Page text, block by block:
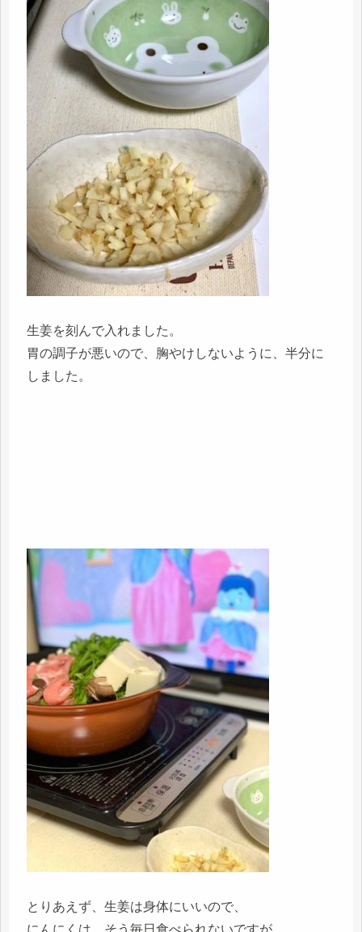
生姜を刻んで入れました。
胃の調子が悪いので、胸やけしないように、半分に
しました。
とりあえず、生姜は身体にいいので、